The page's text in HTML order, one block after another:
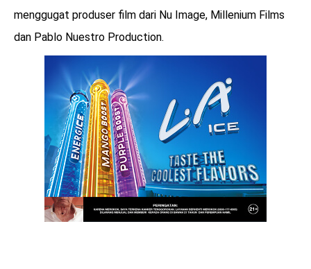
benefit
menarik
menggugat produser film dari Nu Image, Millenium Films
dan Pablo Nuestro Production.